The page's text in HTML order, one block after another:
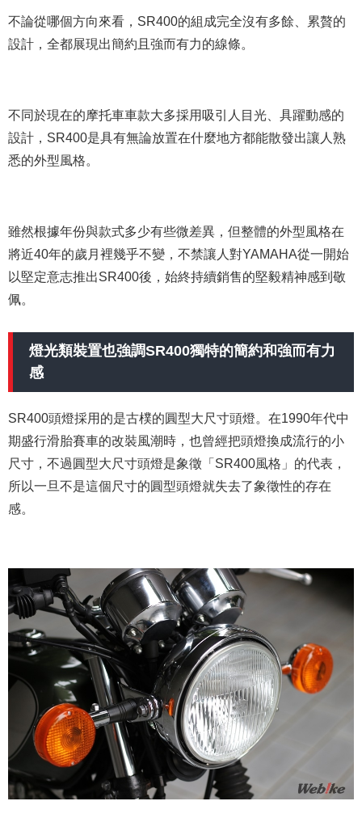
不論從哪個方向來看，SR400的組成完全沒有多餘、累贅的
設計，全都展現出簡約且強而有力的線條。
不同於現在的摩托車車款大多採用吸引人目光、具躍動感的
設計，SR400是具有無論放置在什麼地方都能散發出讓人熟
悉的外型風格。
雖然根據年份與款式多少有些微差異，但整體的外型風格在
將近40年的歲月裡幾乎不變，不禁讓人對YAMAHA從一開始
以堅定意志推出SR400後，始終持續銷售的堅毅精神感到敬
佩。
燈光類裝置也強調SR400獨特的簡約和強而有力
感
SR400頭燈採用的是古樸的圓型大尺寸頭燈。在1990年代中
期盛行滑胎賽車的改裝風潮時，也曾經把頭燈換成流行的小
尺寸，不過圓型大尺寸頭燈是象徵「SR400風格」的代表，
所以一旦不是這個尺寸的圓型頭燈就失去了象徵性的存在
感。